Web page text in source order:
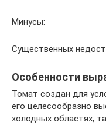
Минусы:
Существенных
Особенности
Томат создан для
его целесообразно
холодных областях,